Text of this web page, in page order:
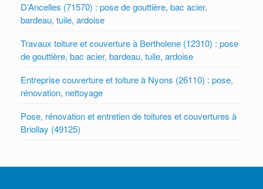
D’Ancelles (71570) : pose de gouttière, bac acier,
bardeau, tuile, ardoise
Travaux toiture et couverture à Bertholene (12310) : pose
de gouttière, bac acier, bardeau, tuile, ardoise
Entreprise couverture et toiture à Nyons (26110) : pose,
rénovation, nettoyage
Pose, rénovation et entretien de toitures et couvertures à
Briollay (49125)